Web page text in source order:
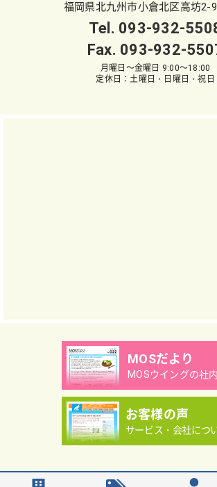
福岡県北九州市小倉北区高坊2-
Tel. 093-932-
Fax. 093-932-
月曜日～金曜日 9:00～18:00
定休日：土曜日・日曜日・祝日
MOSだより
MOSウイングの社
お客様の声
サービス・会社につ
Copyright（C）MOS WING